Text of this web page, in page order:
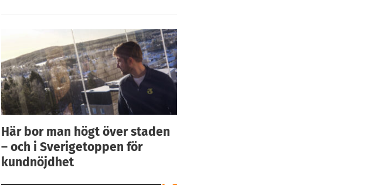
Här bor man högt över staden
– och i Sverigetoppen för
kundnöjdhet